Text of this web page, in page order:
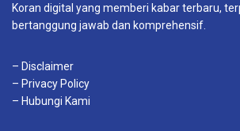
Koran digital yang memberi kabar terbaru,
bertanggung jawab dan komprehensif.
– Disclaimer
– Privacy Policy
– Hubungi Kami